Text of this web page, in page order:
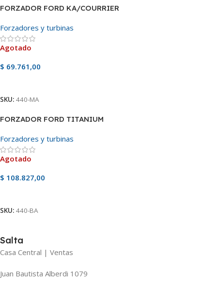
FORZADOR FORD KA/COURRIER
Forzadores y turbinas
Agotado
$ 69.761,00
SKU: 440-MA
FORZADOR FORD TITANIUM
Forzadores y turbinas
Agotado
$ 108.827,00
SKU: 440-BA
Salta
Casa Central | Ventas
Juan Bautista Alberdi 1079